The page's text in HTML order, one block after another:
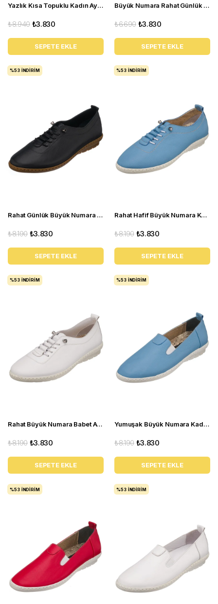
Yazlık Kısa Topuklu Kadın Ayakkabı LTF00141 Siyah
₺3.830
₺8.940
SEPETE EKLE
Büyük Numara Rahat Günlük Kadın Ayakkabı PR 5511 Kırmızı
₺3.830
₺6.690
SEPETE EKLE
Rahat Günlük Büyük Numara Kadın Ayakkabı PR 5511 Siyah
₺3.830
₺8.190
SEPETE EKLE
%53 İNDIRIM
Rahat Hafif Büyük Numara Kadın Babet Ayakkabı Pr 5511 Mavi
₺3.830
₺8.190
SEPETE EKLE
%53 İNDIRIM
Rahat Büyük Numara Babet Ayakkabı Pr 5511 Beyaz
₺3.830
₺8.190
SEPETE EKLE
%53 İNDIRIM
Yumuşak Büyük Numara Kadın Babet Ayakkabı PR 4411 mavi
₺3.830
₺8.190
SEPETE EKLE
%53 İNDIRIM
%53 İNDIRIM %53 İNDIRIM